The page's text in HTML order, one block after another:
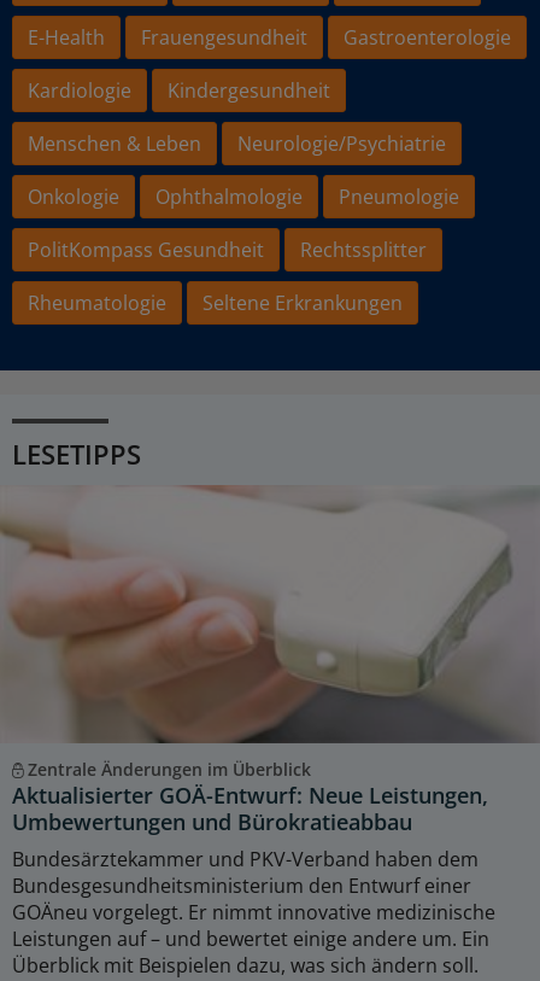
E-Health
Frauengesundheit
Gastroenterologie
Kardiologie
Kindergesundheit
Menschen & Leben
Neurologie/Psychiatrie
Onkologie
Ophthalmologie
Pneumologie
PolitKompass Gesundheit
Rechtssplitter
Rheumatologie
Seltene Erkrankungen
LESETIPPS
Zentrale Änderungen im Überblick
Aktualisierter GOÄ-Entwurf: Neue Leistungen,
Umbewertungen und Bürokratieabbau
Bundesärztekammer und PKV-Verband haben dem
Bundesgesundheitsministerium den Entwurf einer
GOÄneu vorgelegt. Er nimmt innovative medizinische
Leistungen auf – und bewertet einige andere um. Ein
Überblick mit Beispielen dazu, was sich ändern soll.